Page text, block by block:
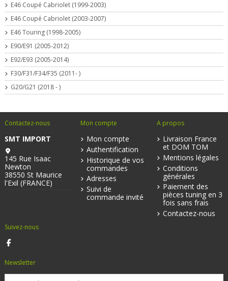
E46 Coupé Cabriolet (1999-2003)
E46 Coupé Cabriolet (2003-2007)
E46 Touring (1998-2005)
E90/E91 (2005-2012)
E92/E93 (2005-2014)
F30/F31/F34/F35 (2011- )
G20/G21 (2018 - )
Contactez-nous
SMT IMPORT
145 Rue Isaac
Newton
38550 St Maurice
l'Exil (FRANCE)
Mon compte
Mon compte
Authentification
Historique de vos
commandes
Adresses
Suivi de
commande invité
A propos
Livraison France
et DOM TOM
Mentions légales
Conditions
générales
Paiement des
pièces tuning en 3
fois sans frais
Contactez-nous
Suivez-nous
Newsletter